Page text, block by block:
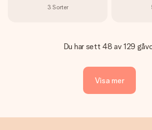
3 Sorter
Du har sett 48 av 129
Visa mer